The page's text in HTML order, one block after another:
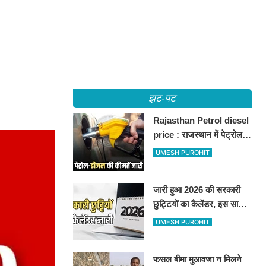
झट-पट
Rajasthan Petrol diesel
price : राजस्थान में पेट्रोल-
डीजल की कीमतें जारी, जानिए
UMESH PUROHIT
जारी हुआ 2026 की सरकारी
छुट्टियों का कैलेंडर, इस साल
कई बार मिलेगा लगातार
UMESH PUROHIT
फसल बीमा मुआवजा न मिलने